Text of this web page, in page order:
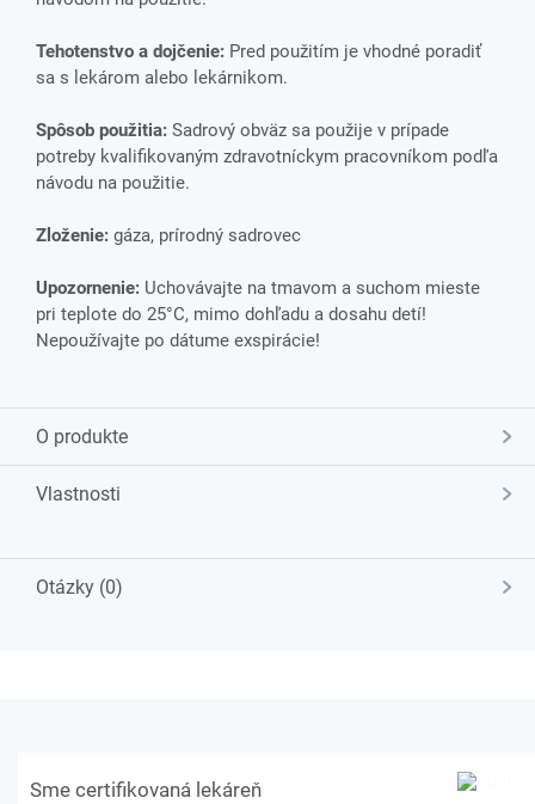
Tehotenstvo a dojčenie: Pred použitím je vhodné poradiť
sa s lekárom alebo lekárnikom.
Spôsob použitia: Sadrový obväz sa použije v prípade
potreby kvalifikovaným zdravotníckym pracovníkom podľa
návodu na použitie.
Zloženie: gáza, prírodný sadrovec
Upozornenie: Uchovávajte na tmavom a suchom mieste
pri teplote do 25°C, mimo dohľadu a dosahu detí!
Nepoužívajte po dátume exspirácie!
O produkte
Vlastnosti
Otázky (0)
Sme certifikovaná lekáreň